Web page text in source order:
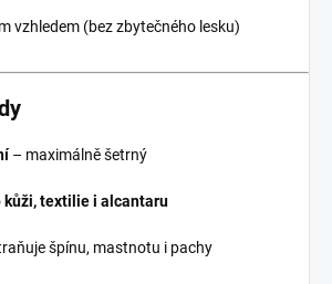
vzhledem (bez zbytečného lesku)
– maximálně šetrný
kůži, textilie i alcantaru
špínu, mastnotu i pachy